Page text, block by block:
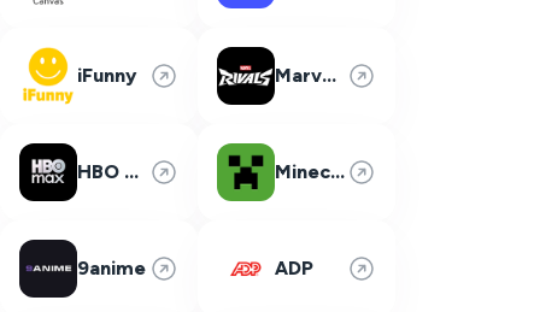
iFunny Marvel Rivals
HBO Max Minecraft
9anime ADP